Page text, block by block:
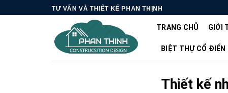
TƯ VẤN VÀ THIẾT KẾ PHAN THỊNH
TRANG CHỦ GIỚI
BIỆT THỰ CỔ ĐIỂN
Thiết kế